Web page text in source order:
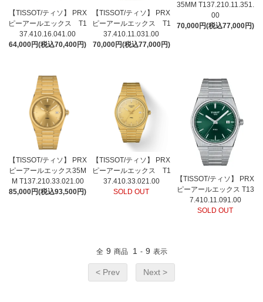
【TISSOT/ティソ】 PRX
ピーアールエックス T1
37.410.16.041.00
64,000円(税込70,400円)
【TISSOT/ティソ】 PRX
ピーアールエックス T1
37.410.11.031.00
70,000円(税込77,000円)
35MM T137.210.11.351.
00
70,000円(税込77,000円)
【TISSOT/ティソ】 PRX
ピーアールエックス35M
M T137.210.33.021.00
85,000円(税込93,500円)
【TISSOT/ティソ】 PRX
ピーアールエックス T1
37.410.33.021.00
SOLD OUT
【TISSOT/ティソ】 PRX
ピーアールエックス T13
7.410.11.091.00
SOLD OUT
全 9 商品 1 - 9 表示
< Prev Next >